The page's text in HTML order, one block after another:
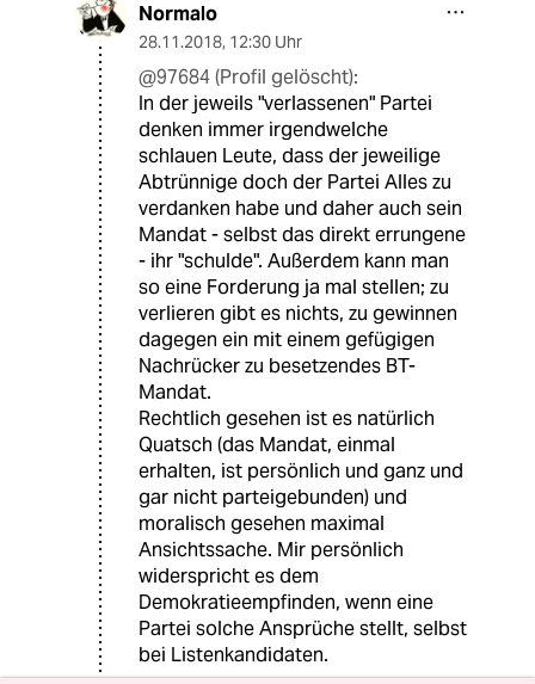
Normalo
28.11.2018, 12:30 Uhr
@97684 (Profil gelöscht):
In der jeweils "verlassenen" Partei
denken immer irgendwelche
schlauen Leute, dass der jeweilige
Abtrünnige doch der Partei Alles zu
verdanken habe und daher auch sein
Mandat - selbst das direkt errungene
- ihr "schulde". Außerdem kann man
so eine Forderung ja mal stellen; zu
verlieren gibt es nichts, zu gewinnen
dagegen ein mit einem gefügigen
Nachrücker zu besetzendes BT-
Mandat.
Rechtlich gesehen ist es natürlich
Quatsch (das Mandat, einmal
erhalten, ist persönlich und ganz und
gar nicht parteigebunden) und
moralisch gesehen maximal
Ansichtssache. Mir persönlich
widerspricht es dem
Demokratieempfinden, wenn eine
Partei solche Ansprüche stellt, selbst
bei Listenkandidaten.